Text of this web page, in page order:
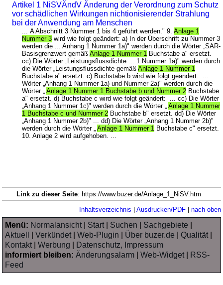
Artikel 1 NiSVÄndV Änderung der Verordnung zum Schutz
vor schädlichen Wirkungen nichtionisierender Strahlung
bei der Anwendung am Menschen
... A Abschnitt 3 Nummer 1 bis 4 geführt werden." 9.Anlage 1
Nummer 3 wird wie folgt geändert: a) In der Überschrift zu Nummer 3
werden die ... Anhang 1 Nummer 1a)" werden durch die Wörter „SAR-
Basisgrenzwert gemäßAnlage 1 Nummer 1 Buchstabe a" ersetzt.
cc) Die Wörter „Leistungsflussdichte ... 1 Nummer 1a)" werden durch
die Wörter „Leistungsflussdichte gemäßAnlage 1 Nummer 1
Buchstabe a" ersetzt. c) Buchstabe b wird wie folgt geändert: ...
Wörter „Anhang 1 Nummer 1a) und Nummer 2a)" werden durch die
Wörter „Anlage 1 Nummer 1 Buchstabe b und Nummer 2 Buchstabe
a" ersetzt. d) Buchstabe c wird wie folgt geändert: ... cc) Die Wörter
„Anhang 1 Nummer 1c)" werden durch die Wörter „Anlage 1 Nummer
1 Buchstabe c und Nummer 2 Buchstabe b" ersetzt. dd) Die Wörter
„Anhang 1 Nummer 2b)" ... dd) Die Wörter „Anhang 1 Nummer 2b)"
werden durch die Wörter „Anlage 1 Nummer 1 Buchstabe c" ersetzt.
10. Anlage 2 wird aufgehoben. ...
Link zu dieser Seite: https://www.buzer.de/Anlage_1_NiSV.htm
Inhaltsverzeichnis Ausdrucken/PDF| nach oben
Menü: Normalansicht| Start| Suchen Sachgebiete
Aktuell
|Verkündet|Web-Plugin Über buzer.de |Qualität|
Kontakt|Werbung
Datenschutz, Impressum
informiert bleiben: Änderungsalarm |Web-Widget|
RSS-
Feed